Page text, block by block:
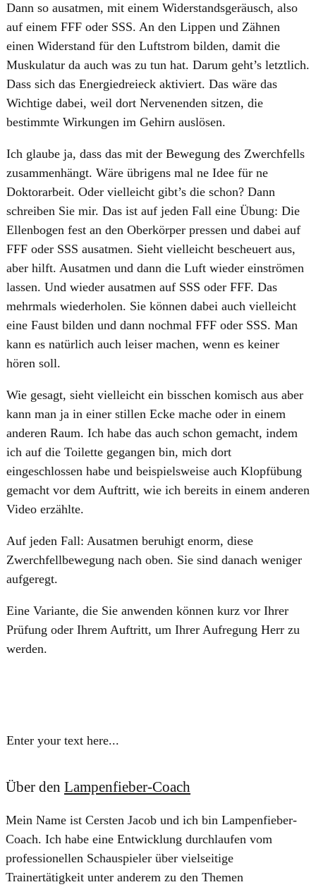
Dann so ausatmen, mit einem Widerstandsgeräusch, also
auf einem FFF oder SSS. An den Lippen und Zähnen
einen Widerstand für den Luftstrom bilden, damit die
Muskulatur da auch was zu tun hat. Darum geht’s letztlich.
Dass sich das Energiedreieck aktiviert. Das wäre das
Wichtige dabei, weil dort Nervenenden sitzen, die
bestimmte Wirkungen im Gehirn auslösen.
Ich glaube ja, dass das mit der Bewegung des Zwerchfells
zusammenhängt. Wäre übrigens mal ne Idee für ne
Doktorarbeit. Oder vielleicht gibt’s die schon? Dann
schreiben Sie mir. Das ist auf jeden Fall eine Übung: Die
Ellenbogen fest an den Oberkörper pressen und dabei auf
FFF oder SSS ausatmen. Sieht vielleicht bescheuert aus,
aber hilft. Ausatmen und dann die Luft wieder einströmen
lassen. Und wieder ausatmen auf SSS oder FFF. Das
mehrmals wiederholen. Sie können dabei auch vielleicht
eine Faust bilden und dann nochmal FFF oder SSS. Man
kann es natürlich auch leiser machen, wenn es keiner
hören soll.
Wie gesagt, sieht vielleicht ein bisschen komisch aus aber
kann man ja in einer stillen Ecke mache oder in einem
anderen Raum. Ich habe das auch schon gemacht, indem
ich auf die Toilette gegangen bin, mich dort
eingeschlossen habe und beispielsweise auch Klopfübung
gemacht vor dem Auftritt, wie ich bereits in einem anderen
Video erzählte.
Auf jeden Fall: Ausatmen beruhigt enorm, diese
Zwerchfellbewegung nach oben. Sie sind danach weniger
aufgeregt.
Eine Variante, die Sie anwenden können kurz vor Ihrer
Prüfung oder Ihrem Auftritt, um Ihrer Aufregung Herr zu
werden.
Enter your text here...
Über den Lampenfieber-Coach
Mein Name ist Cersten Jacob und ich bin Lampenfieber-
Coach. Ich habe eine Entwicklung durchlaufen vom
professionellen Schauspieler über vielseitige
Trainertätigkeit unter anderem zu den Themen